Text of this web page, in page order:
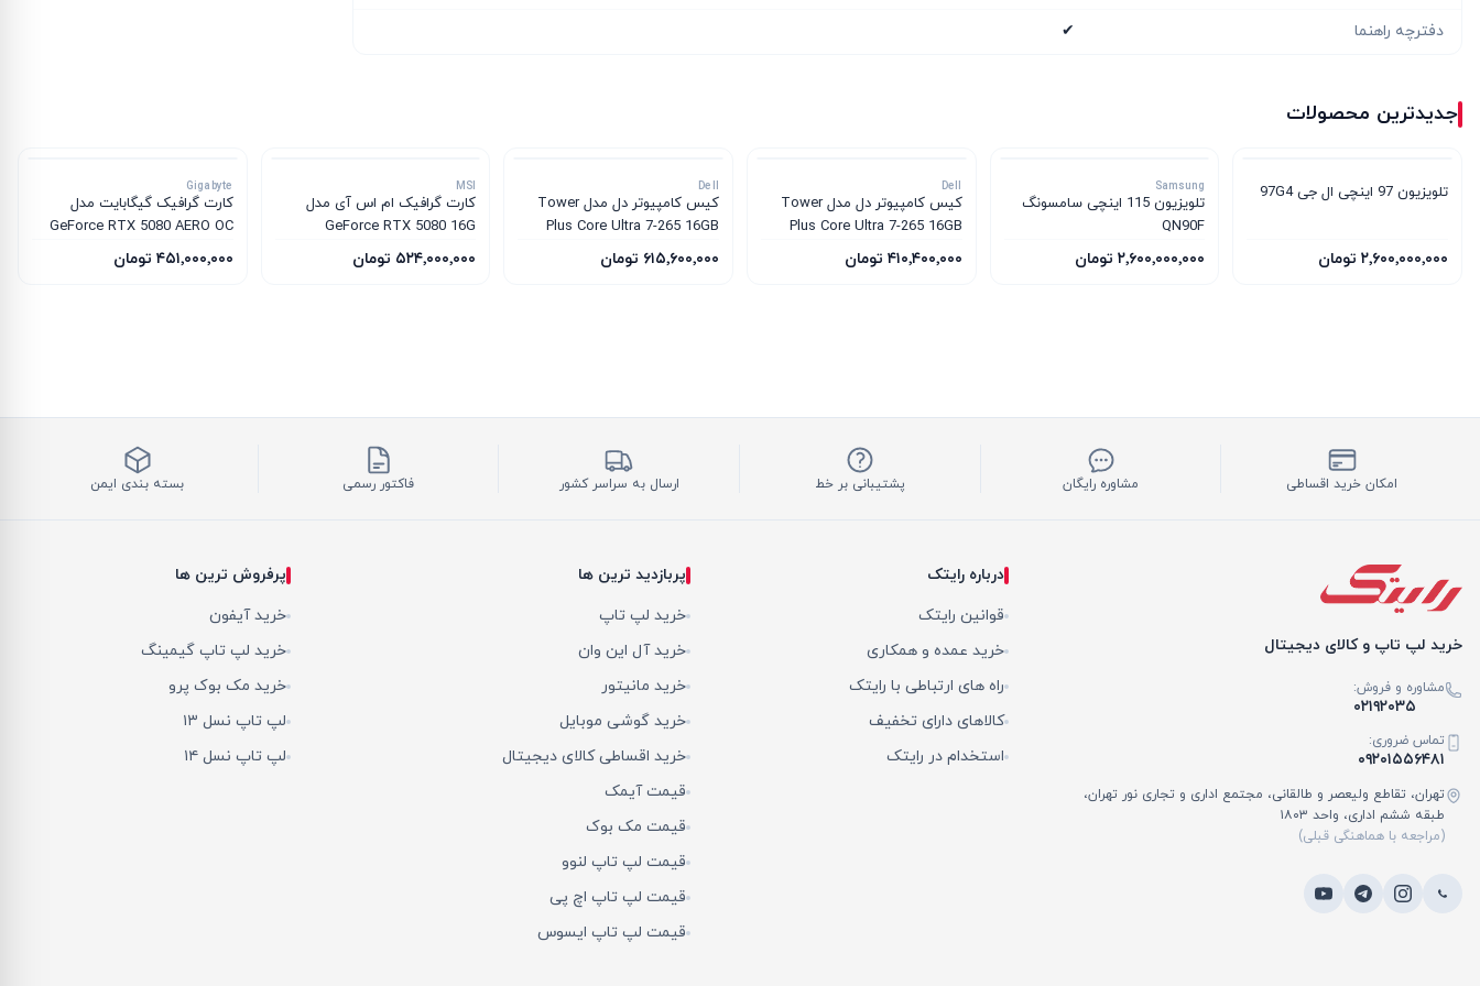
دفترچه راهنما ✔
جدیدترین محصولات
تلویزیون 97 اینچی ال جی 97G4
۲٬۶۰۰٬۰۰۰٬۰۰۰ تومان
Samsung
تلویزیون 115 اینچی سامسونگ
QN90F
۲٬۶۰۰٬۰۰۰٬۰۰۰ تومان
Dell
کیس کامپیوتر دل مدل Tower
Plus Core Ultra 7-265 16GB
1TB SSD 8GB RTX 5060
۴۱۰٬۴۰۰٬۰۰۰ تومان
Dell
کیس کامپیوتر دل مدل Tower
Plus Core Ultra 7-265 16GB
1TB SSD 12GB RTX 5070
۶۱۵٬۶۰۰٬۰۰۰ تومان
MSI
کارت گرافیک ام‌ اس‌ آی مدل
GeForce RTX 5080 16G
INSPIRE 3X OC
۵۲۴٬۰۰۰٬۰۰۰ تومان
Gigabyte
کارت گرافیک گیگابایت مدل
GeForce RTX 5080 AERO OC
SFF 16G
۴۵۱٬۰۰۰٬۰۰۰ تومان
امکان خرید اقساطی مشاوره رایگان پشتیبانی بر خط ارسال به سراسر کشور فاکتور رسمی بسته بندی ایمن
خرید لپ تاپ و کالای دیجیتال
مشاوره و فروش:
۰۲۱۹۲۰۳۵
تماس ضروری:
۰۹۲۰۱۵۵۶۴۸۱
تهران، تقاطع ولیعصر و طالقانی، مجتمع اداری و تجاری نور تهران،
طبقه ششم اداری، واحد ۱۸۰۳
(مراجعه با هماهنگی قبلی)
درباره رایتک
قوانین رایتک
خرید عمده و همکاری
راه های ارتباطی با رایتک
کالاهای دارای تخفیف
استخدام در رایتک
پربازدید ترین ها
خرید لپ تاپ
خرید آل این وان
خرید مانیتور
خرید گوشی موبایل
خرید اقساطی کالای دیجیتال
قیمت آیمک
قیمت مک بوک
قیمت لپ تاپ لنوو
قیمت لپ تاپ اچ پی
قیمت لپ تاپ ایسوس
پرفروش ترین ها
خرید آیفون
خرید لپ تاپ گیمینگ
خرید مک بوک پرو
لپ تاپ نسل ۱۳
لپ تاپ نسل ۱۴